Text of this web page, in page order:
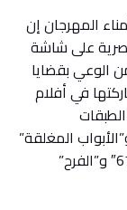
المهرجان إن
على شاشة
الوعي بقضايا
في أفلام
المغلقة”
و”الشوق” و”قص ولصق” و”أسرار البنات” و”678″ و”الفرح”